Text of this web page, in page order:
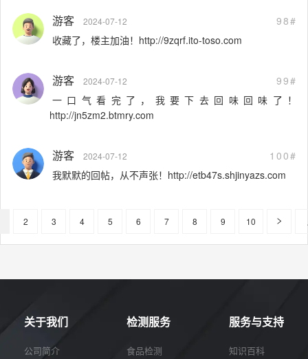
游客 2024-07-12
98#
收藏了，楼主加油！http://9zqrf.ito-toso.com
游客 2024-07-12
99#
一口气看完了，我要下去回味回味了！
http://jn5zm2.btmry.com
游客 2024-07-12
100#
我默默的回帖，从不声张！http://etb47s.shjinyazs.com
2 3 4 5 6 7 8 9 10
关于我们
公司简介
检测服务
食品检测
服务与支持
知识百科